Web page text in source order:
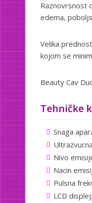
Raznovrsnost
edema,
Velika
kojom se
Beauty Cav
Tehničke
Snaga
Nivo
Nacin
Pulsna
LCD